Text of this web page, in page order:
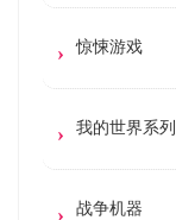
惊悚游戏
我的世界系列
战争机器